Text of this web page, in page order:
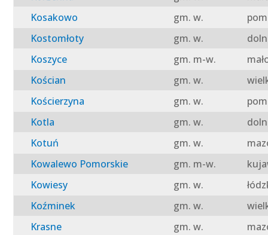
Kosakowo
gm. w.
Kostomłoty
gm. w.
Koszyce
gm. m-w.
Kościan
gm. w.
Kościerzyna
gm. w.
Kotla
gm. w.
Kotuń
gm. w.
Kowalewo Pomorskie
gm. m-w.
Kowiesy
gm. w.
Koźminek
gm. w.
Krasne
gm. w.